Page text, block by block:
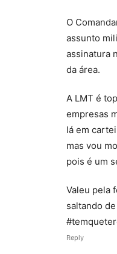
O
assunto
assinatura
da área.
A LMT é
empresas
lá em
mas vou
pois é um
Valeu pela
saltando
Reply